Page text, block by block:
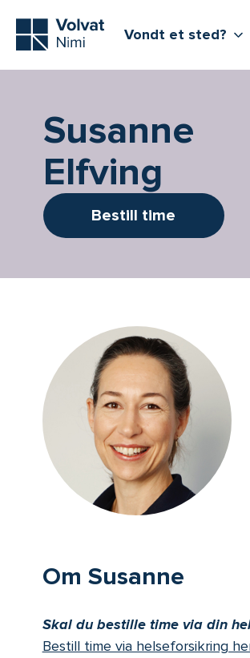
Hovedmeny
Vondt et sted?
Susanne
Elfving
Bestill time
Om Susanne
Skal du bestille time via din
Bestill time via helseforsikring